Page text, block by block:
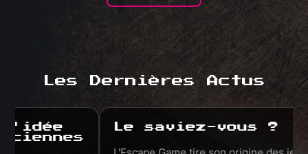
Les Dernières Actus
Le saviez-vous ?